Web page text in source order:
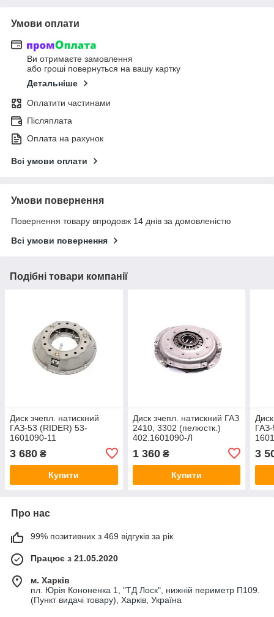
Умови оплати
Ви отримаєте замовлення
або гроші повернуться на вашу картку
Детальніше
Оплатити частинами
Післяплата
Оплата на рахунок
Всі умови оплати
Умови повернення
Повернення товару впродовж 14 днів за домовленістю
Всі умови повернення
Подібні товари компанії
Диск зчепл. натискний
ГАЗ-53 (RIDER) 53-
1601090-11
3 680 ₴
Купити
Диск зчепл. натискний ГАЗ
2410, 3302 (пелюстк.)
402.1601090-Л
1 360₴
Купити
3
Про нас
99% позитивних з 469 відгуків за рік
Працює з 21.05.2020
м. Харків
пл. Юрія Кононенка 1, "ТД Лоск", нижній периметр П109.
(Пункт видачі товару), Харків, Україна